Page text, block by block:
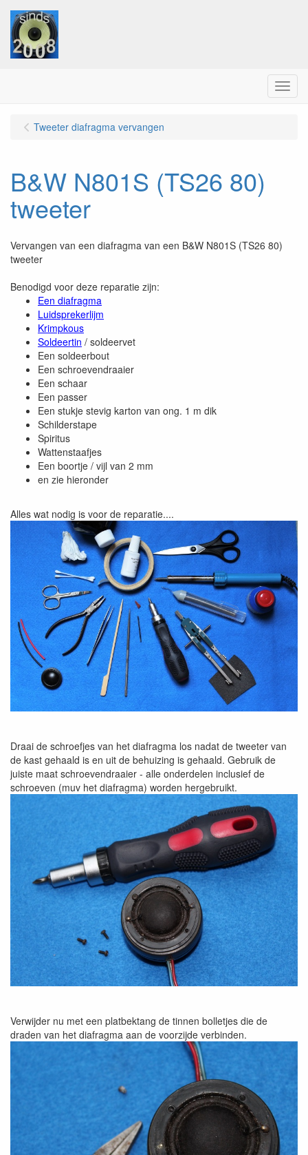
Menu
Tweeter diafragma vervangen
B&W N801S (TS26 80)
tweeter
Vervangen van een diafragma van een B&W N801S (TS26 80)
tweeter
Benodigd voor deze reparatie zijn:
Een diafragma
Luidsprekerlijm
Krimpkous
Soldeertin / soldeervet
Een soldeerbout
Een schroevendraaier
Een schaar
Een passer
Een stukje stevig karton van ong. 1 m dik
Schilderstape
Spiritus
Wattenstaafjes
Een boortje / vijl van 2 mm
en zie hieronder
Alles wat nodig is voor de reparatie....
Draai de schroefjes van het diafragma los nadat de tweeter van
de kast gehaald is en uit de behuizing is gehaald. Gebruik de
juiste maat schroevendraaier - alle onderdelen inclusief de
schroeven (muv het diafragma) worden hergebruikt.
Verwijder nu met een platbektang de tinnen bolletjes die de
draden van het diafragma aan de voorzijde verbinden.